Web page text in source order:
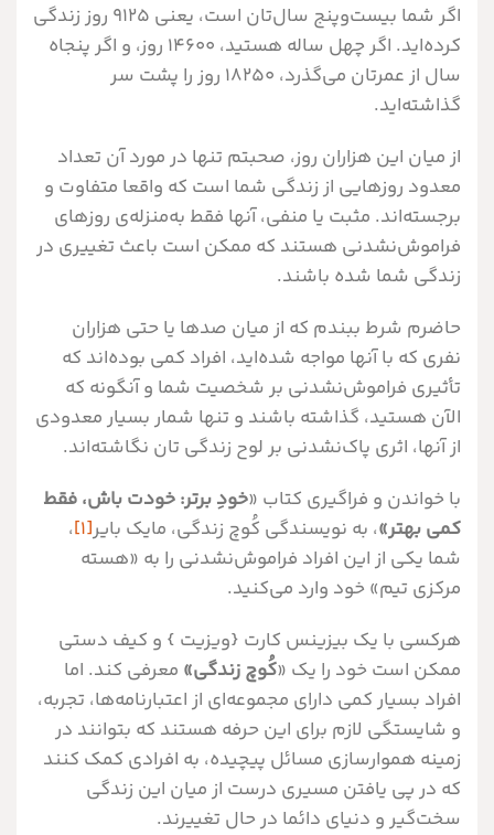
اگر شما بیست‌وپنج سال‌تان است، یعنی 9125 روز زندگی
کرده‌اید. اگر چهل ساله هستید، 14600 روز، و اگر پنجاه
سال از عمرتان می‌گذرد، 18250 روز را پشت سر
گذاشته‌اید.
از میان این هزاران روز، صحبتم تنها در مورد آن تعداد
معدود روز‌هایی از زندگی شما است که واقعا متفاوت و
برجسته‌اند. مثبت یا منفی، آنها فقط به‌منزله‌ی روز‌های
فراموش‌نشدنی هستند که ممکن است باعث تغییری در
زندگی شما شده‌ باشند.
حاضرم شرط ببندم که از میان صدها یا حتی هزاران
نفری که با آنها مواجه شده‌اید، افراد کمی بوده‌اند که
تأثیری فراموش‌نشدنی بر شخصیت شما و آنگونه که
الآن هستید، گذاشته باشند و تنها شمار بسیار معدودی
از آنها، اثری پاک‌نشدنی بر لوح زندگی تان نگاشته‌اند.
با خواندن و فراگیری کتاب «خودِ برتر: خودت باش، فقط
کمی بهتر»، به نویسندگی کُوچ زندگی، مایک بایر[1] ،
شما یکی از این افراد فراموش‌نشدنی را به «هسته
مرکزی تیم» خود وارد می‌کنید.
هرکسی با یک بیزینس کارت {ویزیت } و کیف دستی
ممکن است خود را یک «کُوچ زندگی» معرفی کند. اما
افراد بسیار کمی دارای مجموعه‌ای از اعتبار‌نامه‌ها، تجربه،
و شایستگی لازم برای این حرفه هستند که بتوانند در
زمینه هموار‌سازی مسائل پیچیده، به افرادی کمک کنند
که در پی یافتن مسیری درست از میان این زندگی
سخت‌گیر و دنیای دائما در حال تغییرند.